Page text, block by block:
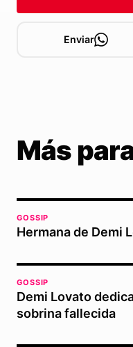
Enviar
Más
GOSSIP
Hermana de Demi
GOSSIP
Demi Lovato
sobrina fallecida